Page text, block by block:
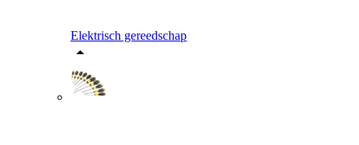
Elektrisch gereedschap